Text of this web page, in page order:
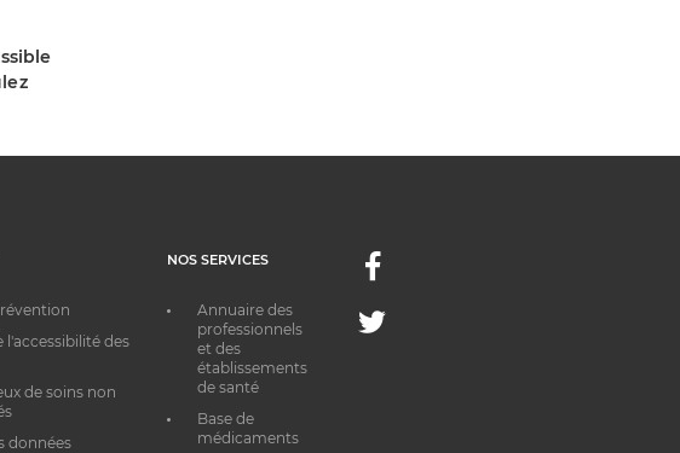
l'accessibilité des
de soins non
données
NOS SERVICES
Annuaire des
professionnels
et des
établissements
de santé
Base de
médicaments
Facebook
Twitter